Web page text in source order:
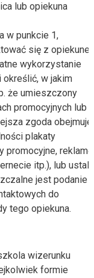
lub opiekuna
w punkcie 1,
się z
wykorzystanie
w jakim
że umieszczony
promocyjnych lub
zgoda obejmuje
plakaty
promocyjne, reklamę
itp.), lub
jest podanie
do
tego opiekuna.
wizerunku
formie